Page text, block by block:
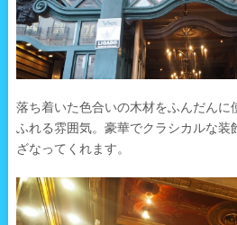
落ち着いた色合いの木材をふんだんに
ふれる雰囲気。豪華でクラシカルな装
ざなってくれます。